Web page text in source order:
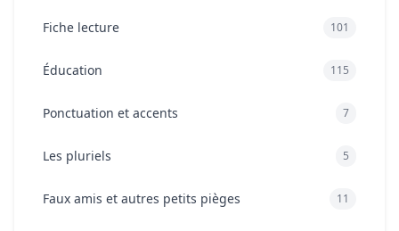
Fiche lecture 101
Éducation 115
Ponctuation et accents 7
Les pluriels 5
Faux amis et autres petits pièges 11